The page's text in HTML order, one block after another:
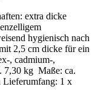
extra dicke
hygienisch nach
2,5 cm dicke für ein
, cadmium-,
7,30 kg Maße: ca.
Lieferumfang: 1 x